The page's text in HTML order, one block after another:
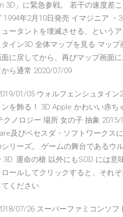
3D」に緊急参戦。 若干の速度差
1994年2月10日発売 イマジニア
ータントを壊滅させる、という
イン3D 全体マップを見る マッ
に戻してから、再びマップ画面
から通常 2020/07/09
01/05 ウォルフェンシュタイ
を飾る！ 3D Apple かわいい赤
クノロジー 場所 女の子 抽象
及びベセスダ・ソフトワークス
リーズ。 ゲームの舞台であるウ
3D: 運命の槍 以外にもSOD には
ールしてクリックすると、それ
ください
07/26 スーパーファミコンソ